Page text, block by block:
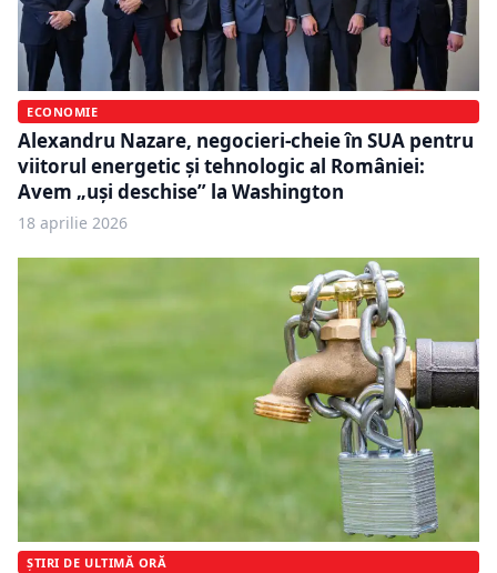
ECONOMIE
Alexandru Nazare, negocieri-cheie în SUA pentru
viitorul energetic și tehnologic al României:
Avem „uși deschise” la Washington
18 aprilie 2026
ȘTIRI DE ULTIMĂ ORĂ